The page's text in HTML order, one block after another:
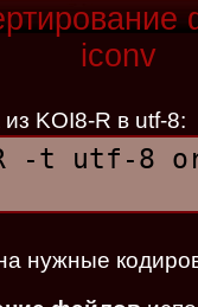
iconv
KOI8-R в utf-8:
R -t utf-8
нужные